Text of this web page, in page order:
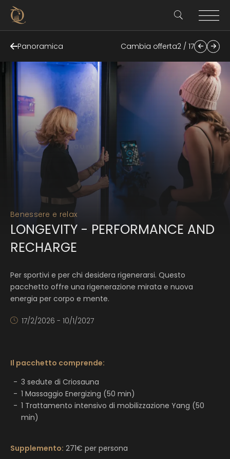
Panoramica Cambia offerta2 / 17
Benessere e relax
LONGEVITY - PERFORMANCE AND
RECHARGE
Per sportivi e per chi desidera rigenerarsi. Questo
pacchetto offre una rigenerazione mirata e nuova
energia per corpo e mente.
17/2/2026 - 10/1/2027
Il pacchetto comprende:
3 sedute di Criosauna
1 Massaggio Energizing (50 min)
1 Trattamento intensivo di mobilizzazione Yang (50
min)
Supplemento: 271€ per persona